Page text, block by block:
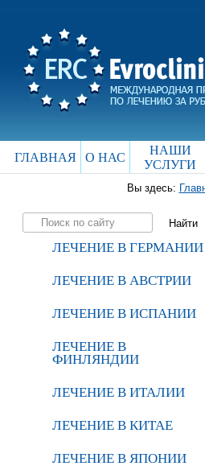
ГЛАВНАЯ О НАС
НАШИ
УСЛУГИ
Вы здесь:
ЛЕЧЕНИЕ В ГЕРМАНИИ
ЛЕЧЕНИЕ В АВСТРИИ
ЛЕЧЕНИЕ В ИСПАНИИ
ЛЕЧЕНИЕ В
ФИНЛЯНДИИ
ЛЕЧЕНИЕ В ИТАЛИИ
ЛЕЧЕНИЕ В КИТАЕ
ЛЕЧЕНИЕ В ЯПОНИИ